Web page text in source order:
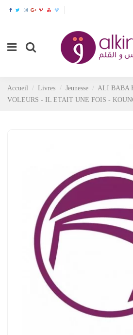
Accueil Livres Jeunesse
ALI BABA
VOLEURS - IL ETAIT UNE FOIS -